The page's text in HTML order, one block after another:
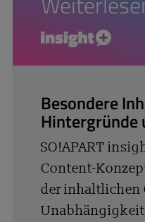
Besondere
Hintergründe
SO!APART
Content-
der inhaltlichen